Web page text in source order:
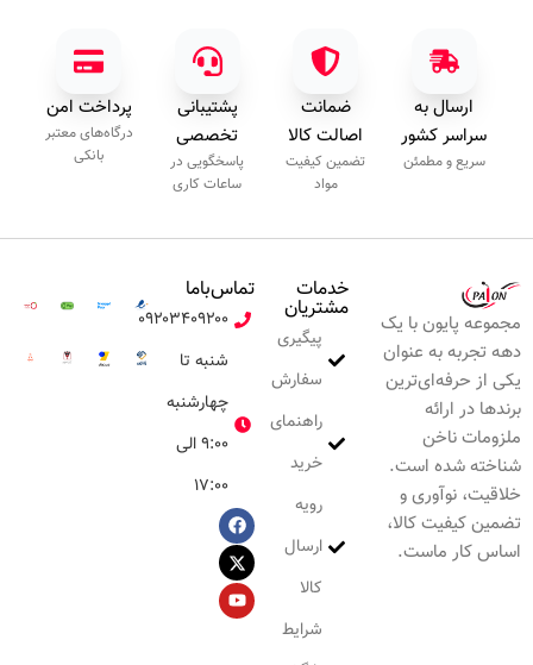
ارسال به
سراسر کشور
سریع و مطمئن
ضمانت
اصالت کالا
تضمین کیفیت
مواد
پشتیبانی
تخصصی
پاسخگویی در
ساعات کاری
پرداخت امن
درگاه‌های معتبر
بانکی
مجموعه پایون با یک
دهه تجربه به عنوان
یکی از حرفه‌ای‌ترین
برندها در ارائه
ملزومات ناخن
شناخته شده است.
خلاقیت، نوآوری و
تضمین کیفیت کالا،
اساس کار ماست.
خدمات
مشتریان
پیگیری
سفارش
راهنمای
خرید
رویه
ارسال
کالا
شرایط
تماس‌با‌ما
۰۹۲۰۳۴۰۹۲۰۰
شنبه تا
چهارشنبه
۹:۰۰ الی
۱۷:۰۰